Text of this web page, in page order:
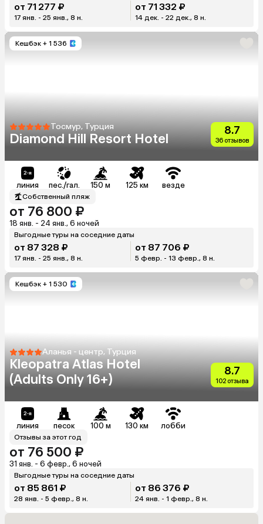
от 71 277 ₽
17 янв. - 25 янв., 8 н.
от 71 332 ₽
14 дек. - 22 дек., 8 н.
Кешбэк + 1 536
Тосмур, Турция
Diamond Hill Resort Hotel
8.7
36 отзывов
линия пес./гал. 150 м 125 км везде
Собственный пляж
от 76 800 ₽
18 янв. - 24 янв., 6 ночей
Выгодные туры на соседние даты
от 87 328 ₽
17 янв. - 25 янв., 8 н.
от 87 706 ₽
5 февр. - 13 февр., 8 н.
Кешбэк + 1 530
Аланья - центр, Турция
Kleopatra Atlas Hotel
(Adults Only 16+)
8.7
102 отзыва
линия песок 100 м 130 км лобби
Отзывы за этот год
от 76 500 ₽
31 янв. - 6 февр., 6 ночей
Выгодные туры на соседние даты
от 85 861 ₽
28 янв. - 5 февр., 8 н.
от 86 376 ₽
24 янв. - 1 февр., 8 н.